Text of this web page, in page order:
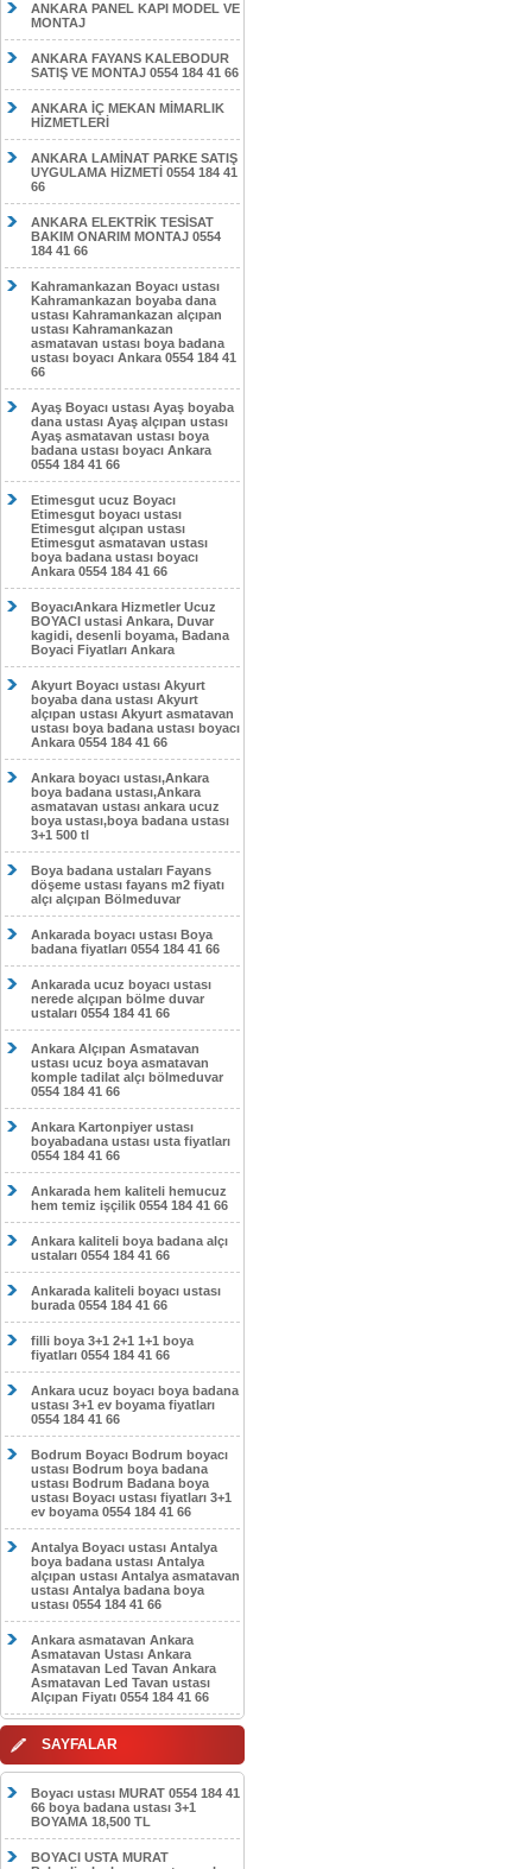
ANKARA PANEL KAPI MODEL VE
MONTAJ
ANKARA FAYANS KALEBODUR
SATIŞ VE MONTAJ 0554 184 41 66
ANKARA İÇ MEKAN MİMARLIK
HİZMETLERİ
ANKARA LAMİNAT PARKE SATIŞ
UYGULAMA HİZMETİ 0554 184 41
66
ANKARA ELEKTRİK TESİSAT
BAKIM ONARIM MONTAJ 0554
184 41 66
Kahramankazan Boyacı ustası
Kahramankazan boyaba dana
ustası Kahramankazan alçıpan
ustası Kahramankazan
asmatavan ustası boya badana
ustası boyacı Ankara 0554 184 41
66
Ayaş Boyacı ustası Ayaş boyaba
dana ustası Ayaş alçıpan ustası
Ayaş asmatavan ustası boya
badana ustası boyacı Ankara
0554 184 41 66
Etimesgut ucuz Boyacı
Etimesgut boyacı ustası
Etimesgut alçıpan ustası
Etimesgut asmatavan ustası
boya badana ustası boyacı
Ankara 0554 184 41 66
BoyacıAnkara Hizmetler Ucuz
BOYACI ustasi Ankara, Duvar
kagidi, desenli boyama, Badana
Boyaci Fiyatları Ankara
Akyurt Boyacı ustası Akyurt
boyaba dana ustası Akyurt
alçıpan ustası Akyurt asmatavan
ustası boya badana ustası boyacı
Ankara 0554 184 41 66
Ankara boyacı ustası,Ankara
boya badana ustası,Ankara
asmatavan ustası ankara ucuz
boya ustası,boya badana ustası
3+1 500 tl
Boya badana ustaları Fayans
döşeme ustası fayans m2 fiyatı
alçı alçıpan Bölmeduvar
Ankarada boyacı ustası Boya
badana fiyatları 0554 184 41 66
Ankarada ucuz boyacı ustası
nerede alçıpan bölme duvar
ustaları 0554 184 41 66
Ankara Alçıpan Asmatavan
ustası ucuz boya asmatavan
komple tadilat alçı bölmeduvar
0554 184 41 66
Ankara Kartonpiyer ustası
boyabadana ustası usta fiyatları
0554 184 41 66
Ankarada hem kaliteli hemucuz
hem temiz işçilik 0554 184 41 66
Ankara kaliteli boya badana alçı
ustaları 0554 184 41 66
Ankarada kaliteli boyacı ustası
burada 0554 184 41 66
filli boya 3+1 2+1 1+1 boya
fiyatları 0554 184 41 66
Ankara ucuz boyacı boya badana
ustası 3+1 ev boyama fiyatları
0554 184 41 66
Bodrum Boyacı Bodrum boyacı
ustası Bodrum boya badana
ustası Bodrum Badana boya
ustası Boyacı ustası fiyatları 3+1
ev boyama 0554 184 41 66
Antalya Boyacı ustası Antalya
boya badana ustası Antalya
alçıpan ustası Antalya asmatavan
ustası Antalya badana boya
ustası 0554 184 41 66
Ankara asmatavan Ankara
Asmatavan Ustası Ankara
Asmatavan Led Tavan Ankara
Asmatavan Led Tavan ustası
Alçıpan Fiyatı 0554 184 41 66
SAYFALAR
Boyacı ustası MURAT 0554 184 41
66 boya badana ustası 3+1
BOYAMA 18,500 TL
BOYACI USTA MURAT